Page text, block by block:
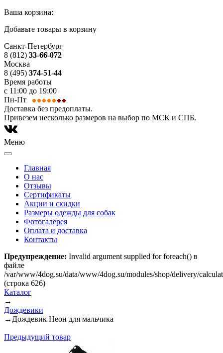
Ваша корзина:
Добавьте товары в корзину
Санкт-Петербург
8 (812) 33-66-072
Москва
8 (495) 374-51-44
Время работы
с 11:00 до 19:00
Пн-Пт
Доставка без предоплаты.
Привезем несколько размеров на выбор по МСК и СПБ.
Меню
Главная
О нас
Отзывы
Сертификаты
Акции и скидки
Размеры одежды для собак
Фотогалерея
Оплата и доставка
Контакты
Предупреждение: Invalid argument supplied for foreach() в
файле
/var/www/4dog.su/data/www/4dog.su/modules/shop/delivery/
(строка 626)
Каталог
→
Дождевики
→ Дождевик Неон для мальчика
Предыдущий товар